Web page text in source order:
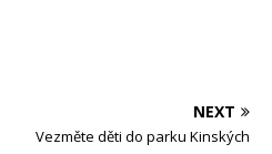
NEXT
Vezměte děti do parku Kinských